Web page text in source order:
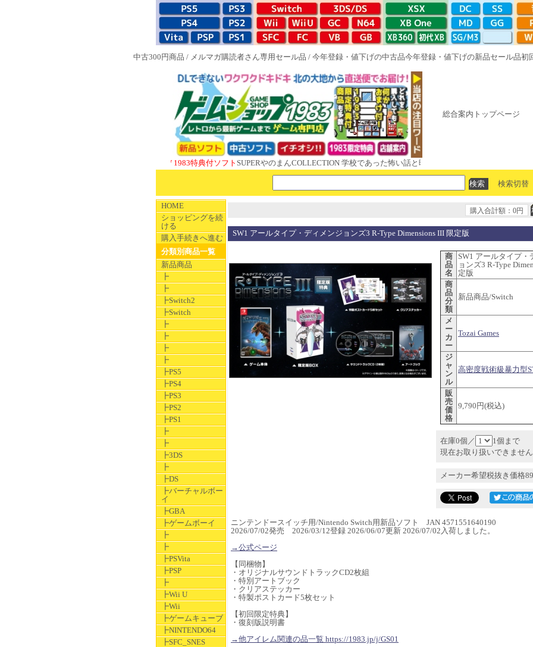
中古300円商品 / メルマガ購読者さん専用セール品 / 今年登録・値下げの中古品今年登録・値下げの新品セール品初
総合案内トップページ
NEW 1983特典付ソフトSUPERやのまんCOLLECTION 学校であった怖い話と晦󠄀つきこもり ルート16R やがて散りゆ
検索切替
HOME
ショッピングを続
ける
購入手続きへ進む
分類別商品一覧
新品商品
┣
┣
┣Switch2
┣Switch
┣
┣
┣
┣
┣PS5
┣PS4
┣PS3
┣PS2
┣PS1
┣
┣
┣3DS
┣
┣DS
┣バーチャルボー
イ
┣GBA
┣ゲームボーイ
┣
┣
┣PSVita
┣PSP
┣
┣Wii U
┣Wii
┣ゲームキューブ
┣NINTENDO64
┣SFC_SNES
購入合計額：0円
SW1 アールタイプ・ディメンジョンズ3 R-Type Dimensions III 限定版
商
品
名
SW1 アールタイプ・
ョンズ3 R-Type
定版
商
品
分
類
新品商品/Switch
メ
ー
カ
ー
Tozai Games
ジ
ャ
ン
ル
高密度戦術級暴力型
販
売
価
格
9,790円(税込)
在庫0個／
1個まで
現在お取り扱いできませ
メーカー希望税抜き価格
ニンテンドースイッチ用/Nintendo Switch用新品ソフト JAN 4571551640190
2026/07/02発売 2026/03/12登録 2026/06/07更新 2026/07/02入荷しました。
→公式ページ
【同梱物】
・オリジナルサウンドトラックCD2枚組
・特別アートブック
・クリアステッカー
・特製ポストカード5枚セット
【初回限定特典】
・復刻版説明書
→他アイレム関連の品一覧 https://1983.jp/j/GS01